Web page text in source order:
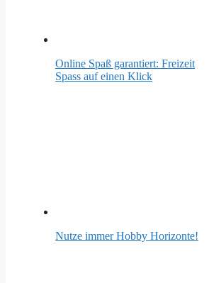
Online Spaß garantiert: Freizeit
Spass auf einen Klick
Nutze immer Hobby Horizonte!